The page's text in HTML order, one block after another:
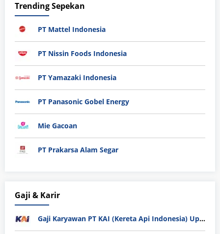
Trending Sepekan
PT Mattel Indonesia
PT Nissin Foods Indonesia
PT Yamazaki Indonesia
PT Panasonic Gobel Energy
Mie Gacoan
PT Prakarsa Alam Segar
Gaji & Karir
Gaji Karyawan PT KAI (Kereta Api Indonesia) Update 2025